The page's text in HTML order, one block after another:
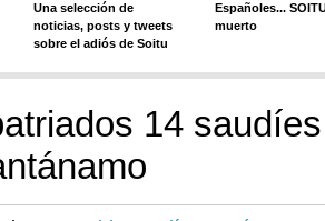
Una selección de
noticias, posts y tweets
sobre el adiós de Soitu
Españoles...
muerto
14